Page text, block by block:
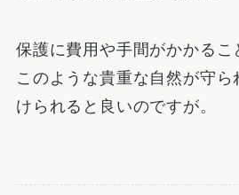
保護に費用や手間がかかるこ
このような貴重な自然が守
けられると良いのですが。